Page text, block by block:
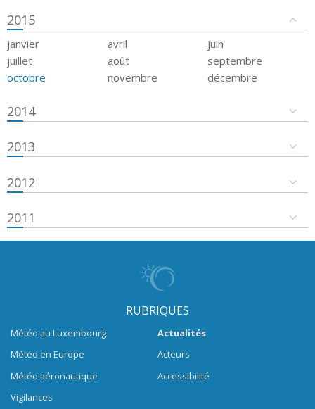
2015
janvier avril
juin
juillet
août
septembre
octobre
novembre décembre
2014
2013
2012
2011
RUBRIQUES
Météo au Luxembourg
Météo en Europe
Météo aéronautique
Vigilances
Actualités
Acteurs
Accessibilité